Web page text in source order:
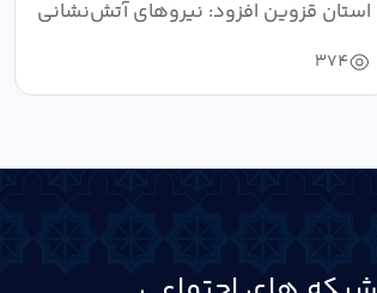
استان قزوین افزود: نیروهای آتش‌نشانی
طی سال...
374